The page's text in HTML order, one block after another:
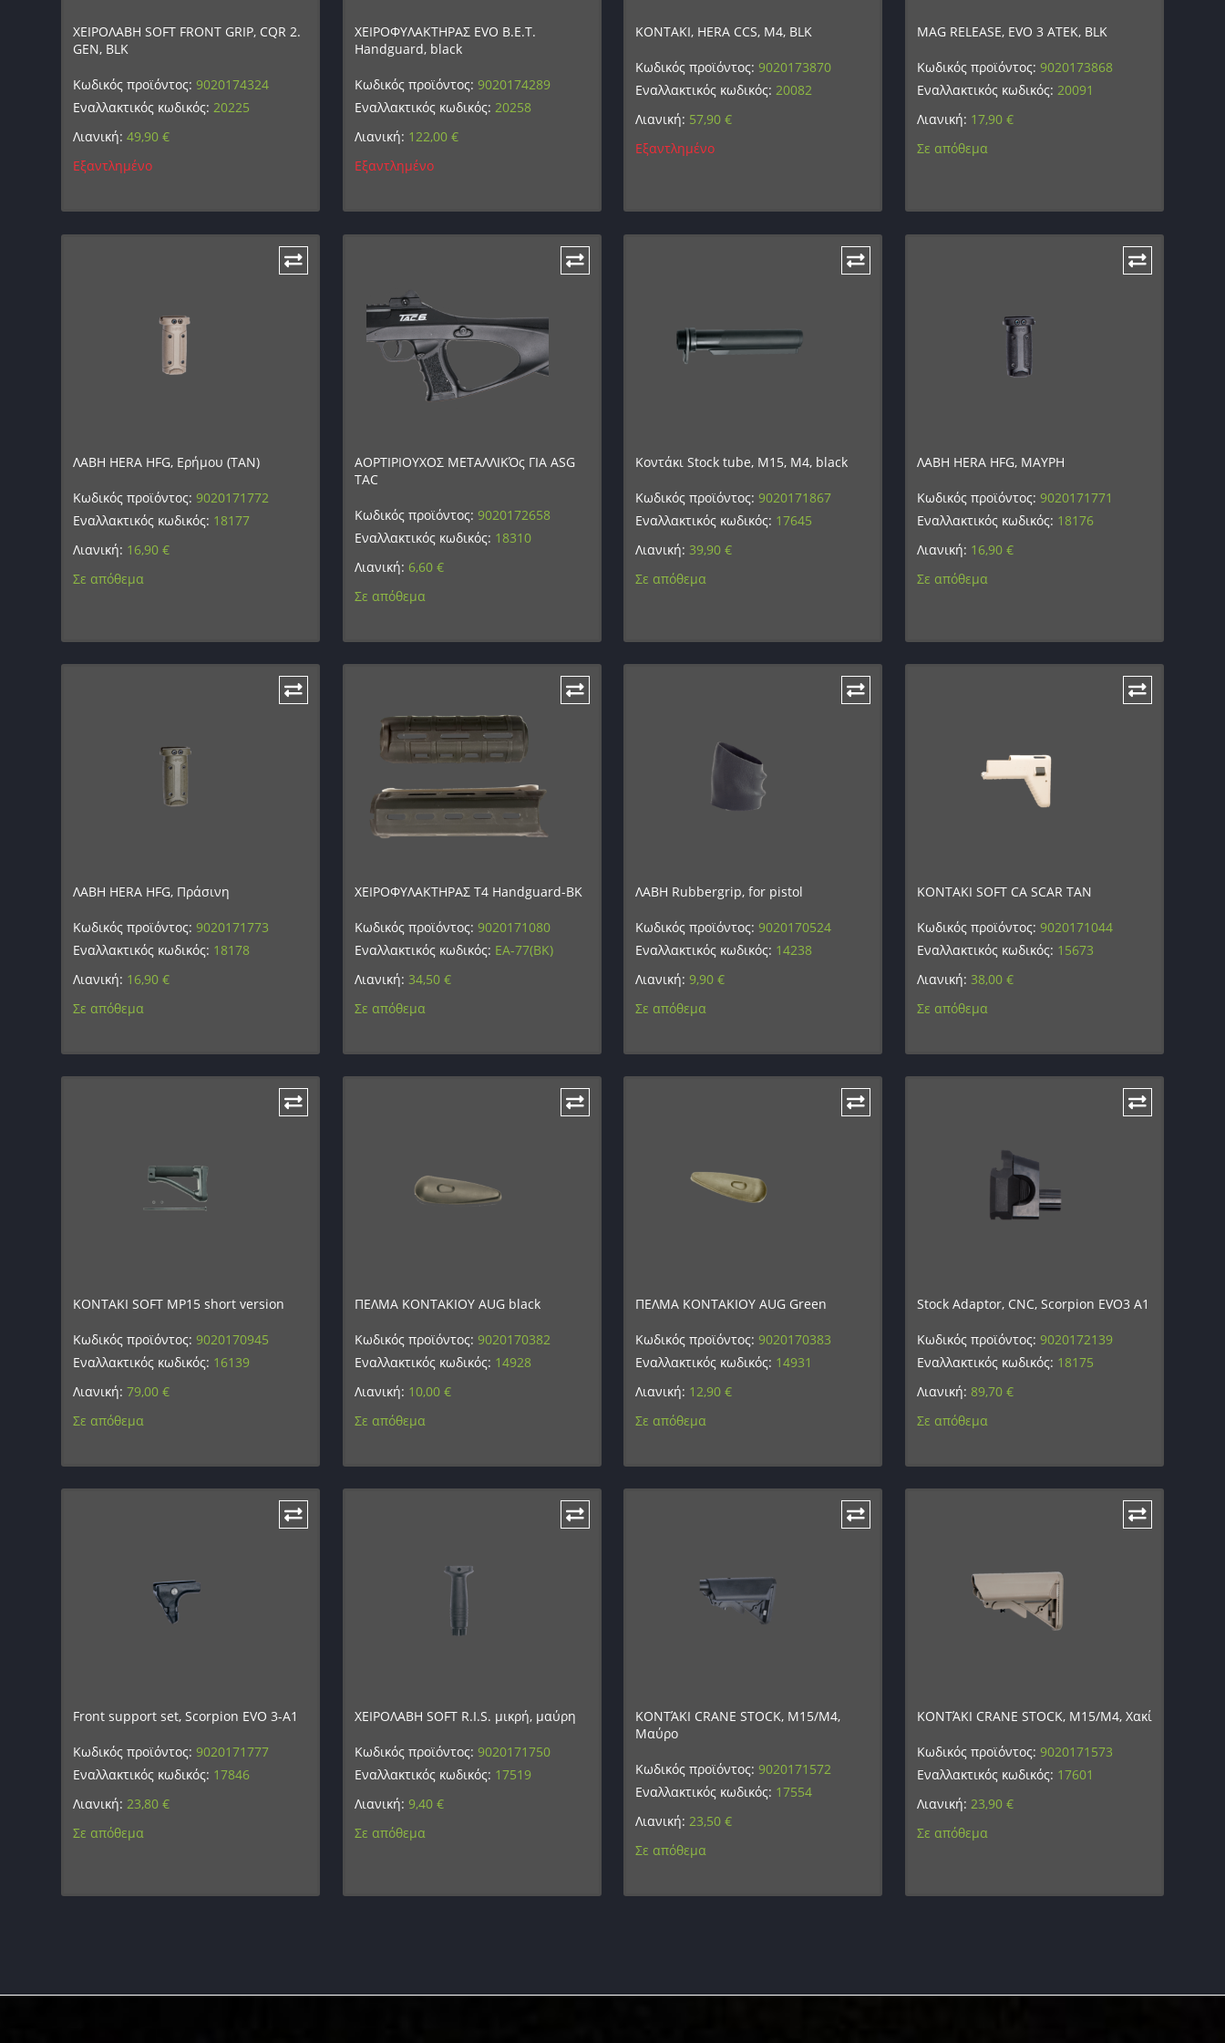
ΧΕΙΡΟΛΑΒΗ SOFT FRONT GRIP, CQR 2.
GEN, BLK
Κωδικός προϊόντος:9020174324
Εναλλακτικός κωδικός:20225
Λιανική:49,90€
Εξαντλημένο
ΧΕΙΡΟΦΥΛΑΚΤΗΡΑΣ EVO B.E.T.
Handguard, black
Κωδικός προϊόντος: 9020174289
Εναλλακτικός κωδικός: 20258
Λιανική: 122,00 €
Εξαντλημένο
ΚΟΝΤΑΚΙ, HERA CCS, M4, BLK
Κωδικός προϊόντος:9020173870
Εναλλακτικός κωδικός:20082
Λιανική: 57,90€
Εξαντλημένο
MAG RELEASE, EVO 3 ATEK, BLK
Κωδικός προϊόντος: 9020173868
Εναλλακτικός κωδικός: 20091
Λιανική: 17,90 €
Σε απόθεμα
ΛΑΒΗ HERA HFG, Ερήμου (TAN)
Κωδικός προϊόντος:9020171772
Εναλλακτικός κωδικός: 18177
Λιανική: 16,90€
Σε απόθεμα
ΑΟΡΤΙΡΙΟΥΧΟΣ ΜΕΤΑΛΛΙΚΌς ΓΙΑ ASG
TAC
Κωδικός προϊόντος: 9020172658
Εναλλακτικός κωδικός: 18310
Λιανική: 6,60 €
Σε απόθεμα
Κοντάκι Stock tube, M15, M4, black
Κωδικός προϊόντος:9020171867
Εναλλακτικός κωδικός: 17645
Λιανική: 39,90€
Σε απόθεμα
ΛΑΒΗ HERA HFG, ΜΑΥΡΗ
Κωδικός προϊόντος: 9020171771
Εναλλακτικός κωδικός: 18176
Λιανική: 16,90 €
Σε απόθεμα
ΛΑΒΗ HERA HFG, Πράσινη
Κωδικός προϊόντος:9020171773
Εναλλακτικός κωδικός: 18178
Λιανική: 16,90€
Σε απόθεμα
ΧΕΙΡΟΦΥΛΑΚΤΗΡΑΣ T4 Handguard-BK
Κωδικός προϊόντος: 9020171080
Εναλλακτικός κωδικός: EA-77(BK)
Λιανική: 34,50 €
Σε απόθεμα
ΛΑΒΗ Rubbergrip, for pistol
Κωδικός προϊόντος:9020170524
Εναλλακτικός κωδικός: 14238
Λιανική:9,90€
Σε απόθεμα
ΚΟΝΤΑΚΙ SOFT CA SCAR TAN
Κωδικός προϊόντος: 9020171044
Εναλλακτικός κωδικός: 15673
Λιανική: 38,00 €
Σε απόθεμα
ΚΟΝΤΑΚΙ SOFT MP15 short version
Κωδικός προϊόντος:9020170945
Εναλλακτικός κωδικός: 16139
Λιανική:79,00€
Σε απόθεμα
ΠΕΛΜΑ ΚΟΝΤΑΚΙΟΥ AUG black
Κωδικός προϊόντος: 9020170382
Εναλλακτικός κωδικός: 14928
Λιανική: 10,00 €
Σε απόθεμα
ΠΕΛΜΑ ΚΟΝΤΑΚΙΟΥ AUG Green
Κωδικός προϊόντος:9020170383
Εναλλακτικός κωδικός: 14931
Λιανική: 12,90€
Σε απόθεμα
Stock Adaptor, CNC, Scorpion EVO3 A1
Κωδικός προϊόντος: 9020172139
Εναλλακτικός κωδικός: 18175
Λιανική: 89,70 €
Σε απόθεμα
Front support set, Scorpion EVO 3-A1
Κωδικός προϊόντος:9020171777
Εναλλακτικός κωδικός: 17846
Λιανική:23,80€
Σε απόθεμα
ΧΕΙΡΟΛΑΒΗ SOFT R.I.S. μικρή, μαύρη
Κωδικός προϊόντος: 9020171750
Εναλλακτικός κωδικός: 17519
Λιανική: 9,40 €
Σε απόθεμα
ΚΟΝΤΆΚΙ CRANE STOCK, M15/M4,
Μαύρο
Κωδικός προϊόντος:9020171572
Εναλλακτικός κωδικός: 17554
Λιανική:23,50€
Σε απόθεμα
ΚΟΝΤΆΚΙ CRANE STOCK, M15/M4, Χακί
Κωδικός προϊόντος: 9020171573
Εναλλακτικός κωδικός: 17601
Λιανική: 23,90 €
Σε απόθεμα